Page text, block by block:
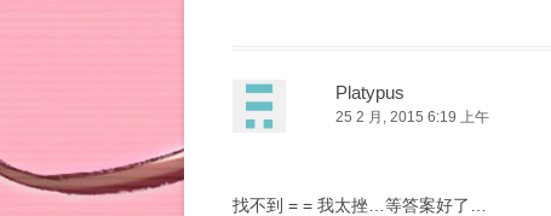
Platypus
25 2 月, 2015 6:19 上午
找不到 = = 我太挫…等答案好了…